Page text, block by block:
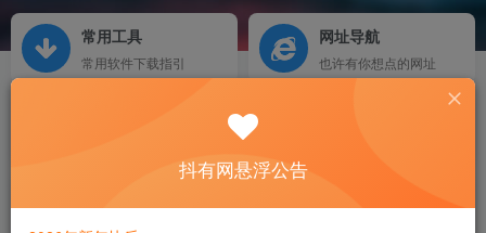
常用工具
常用软件下载指引
网址导航
也许有你想点的网址
抖有网悬浮公告